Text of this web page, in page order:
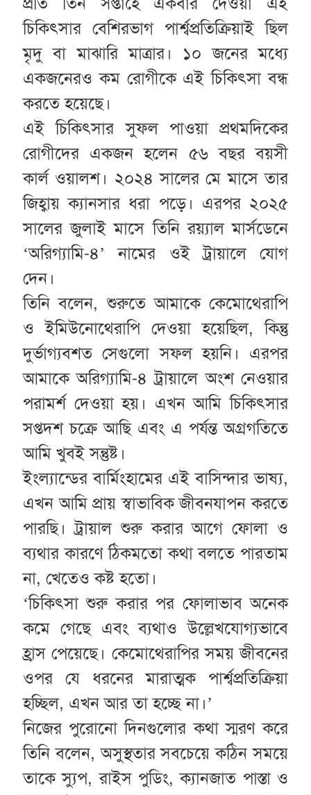
চিকিৎসার বেশিরভাগ পার্শ্বপ্রতিক্রিয়াই ছিল
মৃদু বা মাঝারি মাত্রার। ১০ জনের মধ্যে
একজনেরও কম রোগীকে এই চিকিৎসা বন্ধ
করতে হয়েছে।
এই চিকিৎসার সুফল পাওয়া প্রথমদিকের
রোগীদের একজন হলেন ৫৬ বছর বয়সী
কার্ল ওয়ালশ। ২০২৪ সালের মে মাসে তার
জিহ্বায় ক্যানসার ধরা পড়ে। এরপর ২০২৫
সালের জুলাই মাসে তিনি রয়্যাল মার্সডেনে
‘অরিগ্যামি-৪’ নামের ওই ট্রায়ালে যোগ
দেন।
তিনি বলেন, শুরুতে আমাকে কেমোথেরাপি
ও ইমিউনোথেরাপি দেওয়া হয়েছিল, কিন্তু
দুর্ভাগ্যবশত সেগুলো সফল হয়নি। এরপর
আমাকে অরিগ্যামি-৪ ট্রায়ালে অংশ নেওয়ার
পরামর্শ দেওয়া হয়। এখন আমি চিকিৎসার
সপ্তদশ চক্রে আছি এবং এ পর্যন্ত অগ্রগতিতে
আমি খুবই সন্তুষ্ট।
ইংল্যান্ডের বার্মিংহামের এই বাসিন্দার ভাষ্য,
এখন আমি প্রায় স্বাভাবিক জীবনযাপন করতে
পারছি। ট্রায়াল শুরু করার আগে ফোলা ও
ব্যথার কারণে ঠিকমতো কথা বলতে পারতাম
না, খেতেও কষ্ট হতো।
‘চিকিৎসা শুরু করার পর ফোলাভাব অনেক
কমে গেছে এবং ব্যথাও উল্লেখযোগ্যভাবে
হ্রাস পেয়েছে। কেমোথেরাপির সময় জীবনের
ওপর যে ধরনের মারাত্মক পার্শ্বপ্রতিক্রিয়া
হচ্ছিল, এখন আর তা হচ্ছে না।’
নিজের পুরোনো দিনগুলোর কথা স্মরণ করে
তিনি বলেন, অসুস্থতার সবচেয়ে কঠিন সময়ে
তাকে স্যুপ, রাইস পুডিং, ক্যানজাত পাস্তা ও